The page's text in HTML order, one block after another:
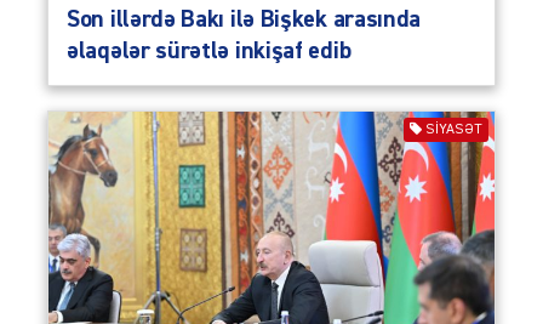
Son illərdə Bakı ilə Bişkek arasında
əlaqələr sürətlə inkişaf edib
SIYASƏT